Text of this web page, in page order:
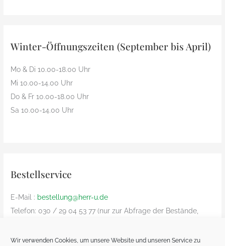
Wir verwenden Cookies, um unsere Website und unseren Service zu
Winter-Öffnungszeiten (September bis April)
Mo & Di 10.00-18.00 Uhr
Mi 10.00-14.00 Uhr
Do & Fr 10.00-18.00 Uhr
Sa 10.00-14.00 Uhr
Bestellservice
E-Mail : bestellung@herr-u.de
Telefon: 030 / 29 04 53 77 (nur zur Abfrage der Bestände,
nur innerhalb Deutschland (Versandkosten: € 8,90)